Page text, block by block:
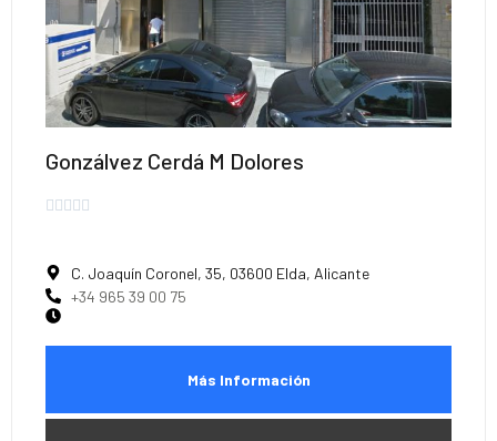
Gonzálvez Cerdá M Dolores

C. Joaquín Coronel, 35, 03600 Elda, Alicante
+34 965 39 00 75
Más Información